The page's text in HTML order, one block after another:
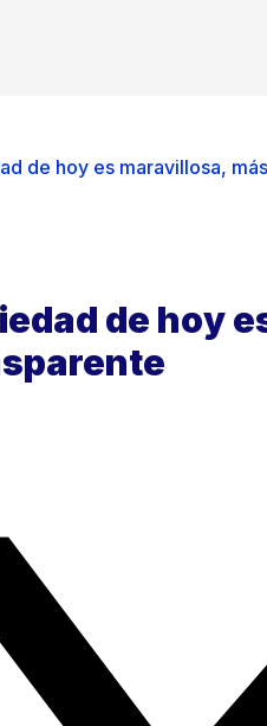
de hoy es maravillosa,
de hoy